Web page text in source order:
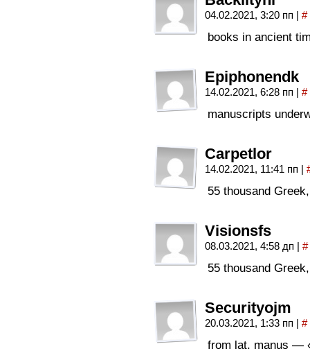
04.02.2021, 3:20 пп | #
books in ancient
Epiphonendk
14.02.2021, 6:28 пп | #
manuscripts
Carpetlor
14.02.2021, 11:41 пп |
55 thousand
Visionsfs
08.03.2021, 4:58 дп | #
55 thousand
Securityojm
20.03.2021, 1:33 пп | #
from lat. manus —